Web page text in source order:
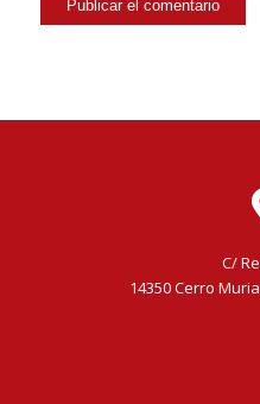
C/
14350 Cerro